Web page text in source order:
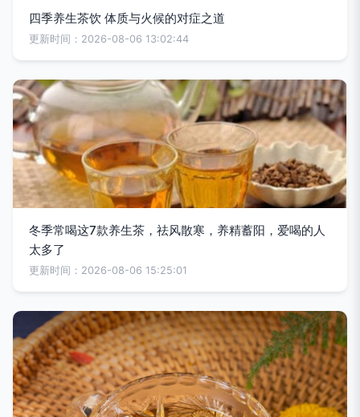
四季养生茶饮 体质与火候的对症之道
更新时间：2026-08-06 13:02:44
冬季常喝这7款养生茶，祛风散寒，养精蓄阳，爱喝的人
太多了
更新时间：2026-08-06 15:25:01